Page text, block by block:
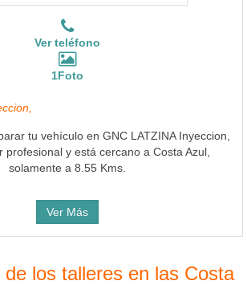
Ver teléfono
1Foto
tu vehículo en GNC LATZINA Inyeccion,
profesional y está cercano a Costa Azul,
solamente a 8.55 Kms.
Ver Más
de los talleres en las Costa